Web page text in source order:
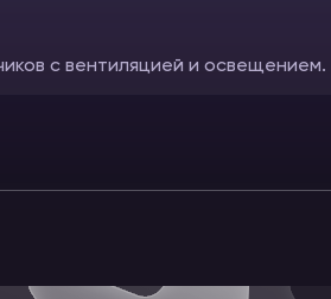
с вентиляцией и освещением.